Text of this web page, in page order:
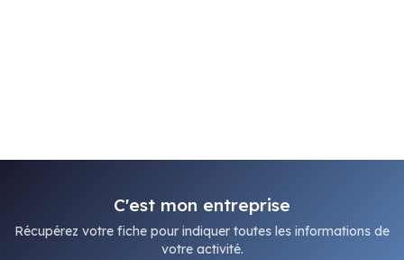
C'est mon entreprise
Récupérez votre fiche pour indiquer toutes les informations de
votre activité.